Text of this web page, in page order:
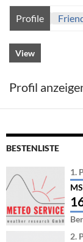
Profile
View
Profil
BESTENLISTE
1.
2.